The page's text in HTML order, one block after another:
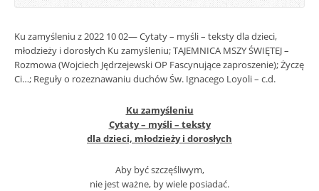
Ku zamyśleniu z 2022 10 02— Cytaty – myśli – teksty dla dzieci,
młodzieży i dorosłych Ku zamyśleniu; TAJEMNICA MSZY ŚWIĘTEJ –
Rozmowa (Wojciech Jędrzejewski OP Fascynujące zaproszenie); Życzę
Ci…; Reguły o rozeznawaniu duchów Św. Ignacego Loyoli – c.d.
Ku zamyśleniu
Cytaty – myśli – teksty
dla dzieci, młodzieży i dorosłych
Aby być szczęśliwym,
nie jest ważne, by wiele posiadać.